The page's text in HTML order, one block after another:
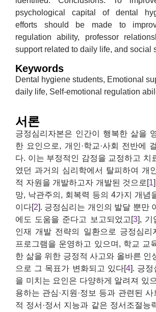
psychological capital of dental
efforts should be made to
regulation ability, professor
support related to daily life, and social
Keywords
Dental hygiene students, Emotional
daily life, Self-emotional regulation
서론
긍정심리자본은 인간이 행복한 삶을
한 요인으로, 개인·학교·사회 전반에
다. 이는 부정적인 감정을 교정하고 치
였던 과거의 심리학에서 탈피하여 개
적 자원을 개발하고자 개발된 것으로[1
망, 낙관주의, 회복력 등의 4가지 개념
이다[2]. 긍정심리는 개인의 발달 뿐만
에도 도움을 준다고 보고되었고[3], 기
인재 개발 전략의 일환으로 긍정심리
프로그램을 운영하고 있으며, 학교 교
한 삶을 위한 긍정적 사고와 올바른 인
으로 그 목표가 변화되고 있다[4]. 긍정
을 미치는 요인은 다양하게 알려져 있
용하는 관심·지원·정보 등과 관련된
적 정서·정서 지능과 같은 정서조절능